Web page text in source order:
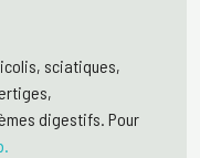
sciatiques,
digestifs. Pour